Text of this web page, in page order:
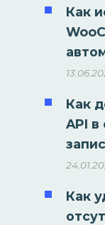
Как
Как
API в
Как